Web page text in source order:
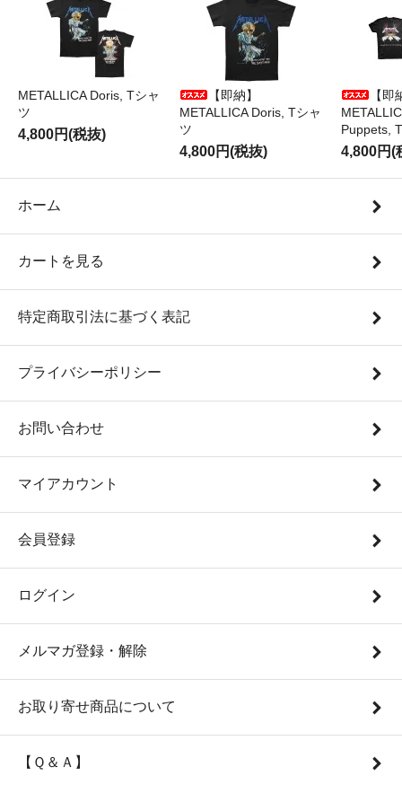
METALLICA Doris, Tシャ
ツ
4,800円(税抜)
【即納】
METALLICA Doris, Tシャ
ツ
4,800円(税抜)
【即
Puppets,
4,800円(
ホーム
カートを見る
特定商取引法に基づく表記
プライバシーポリシー
お問い合わせ
マイアカウント
会員登録
ログイン
メルマガ登録・解除
お取り寄せ商品について
【Ｑ＆Ａ】